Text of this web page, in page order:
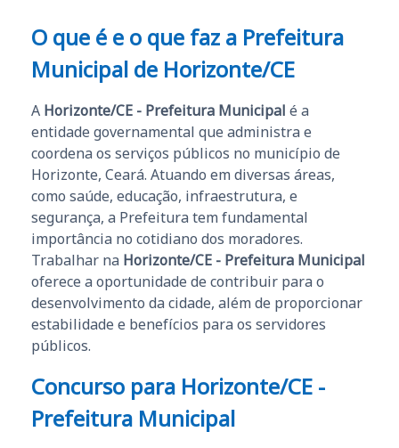
O que é e o que faz a Prefeitura
Municipal de Horizonte/CE
A Horizonte/CE - Prefeitura Municipal é a
entidade governamental que administra e
coordena os serviços públicos no município de
Horizonte, Ceará. Atuando em diversas áreas,
como saúde, educação, infraestrutura, e
segurança, a Prefeitura tem fundamental
importância no cotidiano dos moradores.
Trabalhar na Horizonte/CE - Prefeitura Municipal
oferece a oportunidade de contribuir para o
desenvolvimento da cidade, além de proporcionar
estabilidade e benefícios para os servidores
públicos.
Concurso para Horizonte/CE -
Prefeitura Municipal